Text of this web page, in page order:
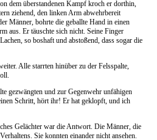
dem überstandenen Kampf kroch er dorthin,
ziehend, den linken Arm abwehrbereit
Männer, bohrte die geballte Hand in einen
aus. Er täuschte sich nicht. Seine Finger
so boshaft und abstoßend, dass sogar die
Alle starrten hinüber zu der Felsspalte,
gezwängten und zur Gegenwehr unfähigen
Schritt, hört ihr! Er hat geklopft, und ich
Gelächter war die Antwort. Die Männer, die
Sie konnten einander nicht ansehen.